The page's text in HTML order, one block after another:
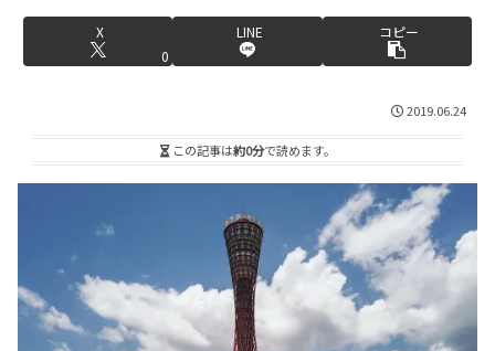
X
0
LINE コピー
2019.06.24
この記事は約0分で読めます。